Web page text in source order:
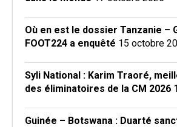
Où en est le dossier Tanzanie –
FOOT224 a enquêté 15 octobre
Syli National : Karim Traoré,
des éliminatoires de la CM 2026
Guinée – Botswana : Duarté